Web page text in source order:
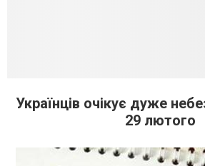
Українців очікує дуже
29 лютого